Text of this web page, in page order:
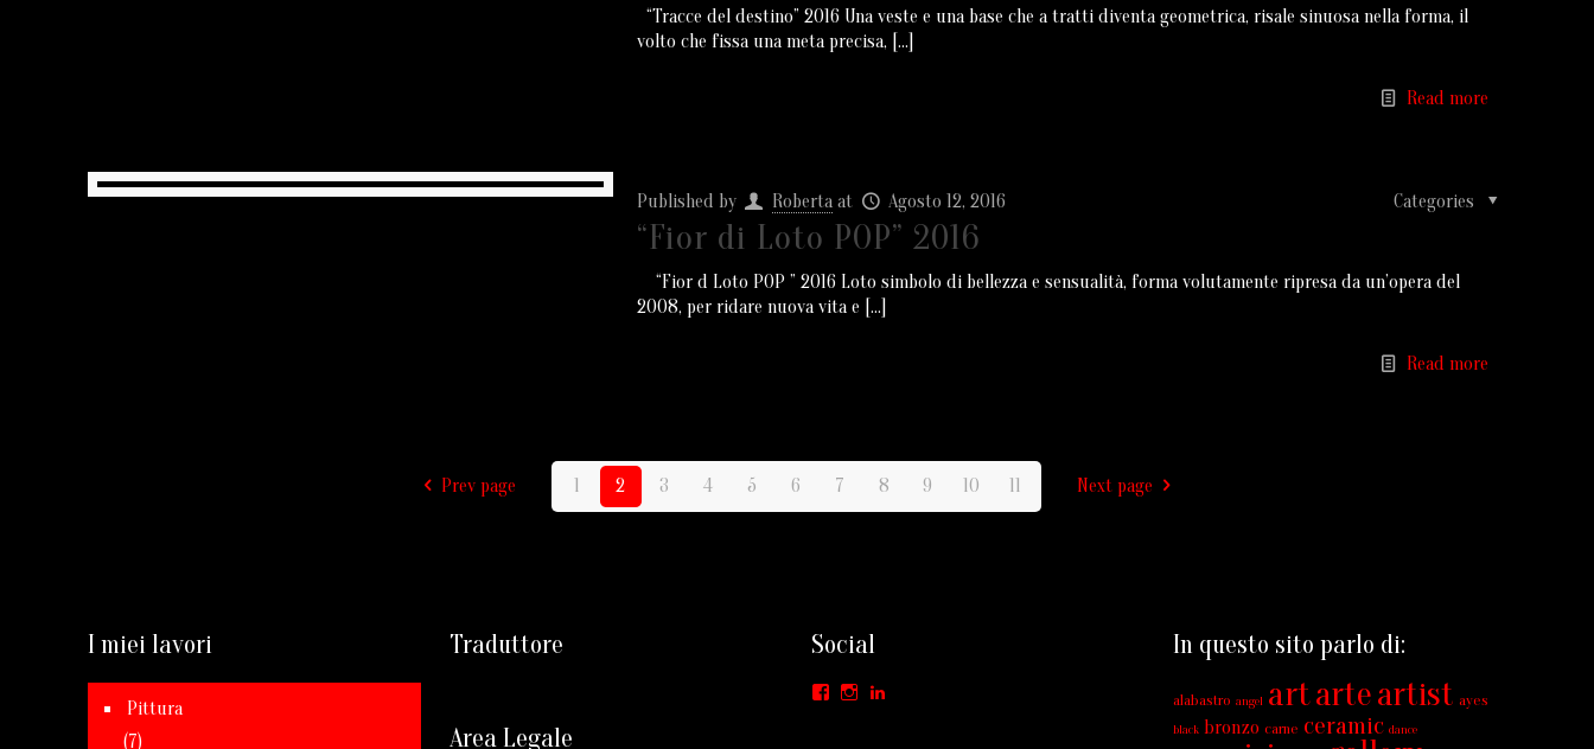
“Tracce del destino” 2016 Una veste e una base che a tratti diventa geometrica, risale sinuosa nella forma, il
volto che fissa una meta precisa,[…]
Read more
Published by Roberta at Agosto 12, 2016 Categories
“Fior di Loto POP” 2016
“Fior d Loto POP ” 2016 Loto simbolo di bellezza e sensualità, forma volutamente ripresa da un’opera del
2008, per ridare nuova vita e […]
Read more
Prev page 1 2 3 4 5 6 7 8 9 10 11 Next page
I miei lavori
Pittura
(7)
Traduttore
Area Legale
Social
FacebookInstagram
In questo sito parlo di:
alabastro angel artarteartist ayes
black bronzo carne ceramic dance